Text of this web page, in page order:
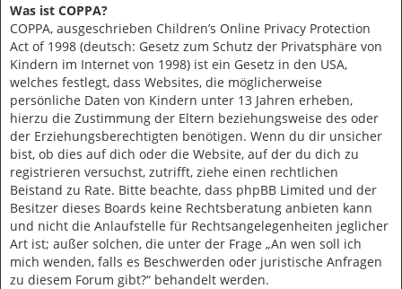
Was ist COPPA?
COPPA, ausgeschrieben Children’s Online Privacy Protection
Act of 1998 (deutsch: Gesetz zum Schutz der Privatsphäre von
Kindern im Internet von 1998) ist ein Gesetz in den USA,
welches festlegt, dass Websites, die möglicherweise
persönliche Daten von Kindern unter 13 Jahren erheben,
hierzu die Zustimmung der Eltern beziehungsweise des oder
der Erziehungsberechtigten benötigen. Wenn du dir unsicher
bist, ob dies auf dich oder die Website, auf der du dich zu
registrieren versuchst, zutrifft, ziehe einen rechtlichen
Beistand zu Rate. Bitte beachte, dass phpBB Limited und der
Besitzer dieses Boards keine Rechtsberatung anbieten kann
und nicht die Anlaufstelle für Rechtsangelegenheiten jeglicher
Art ist; außer solchen, die unter der Frage „An wen soll ich
mich wenden, falls es Beschwerden oder juristische Anfragen
zu diesem Forum gibt?“ behandelt werden.